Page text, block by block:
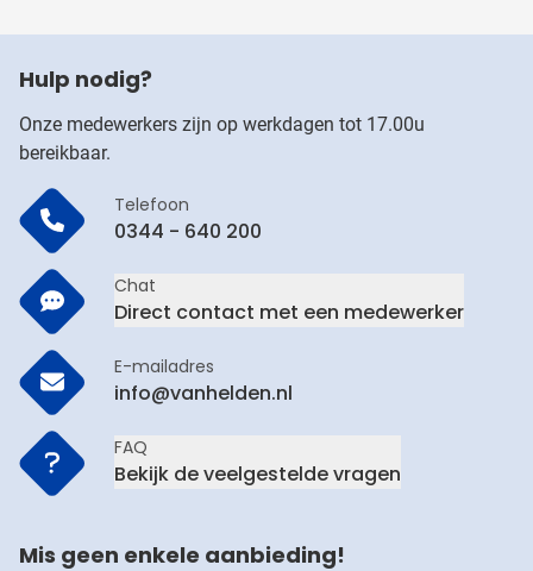
Hulp nodig?
Onze medewerkers zijn op werkdagen tot 17.00u
bereikbaar.
Telefoon
0344 - 640 200
Chat
Direct contact met een medewerker
E-mailadres
info@vanhelden.nl
FAQ
Bekijk de veelgestelde vragen
Mis geen enkele aanbieding!